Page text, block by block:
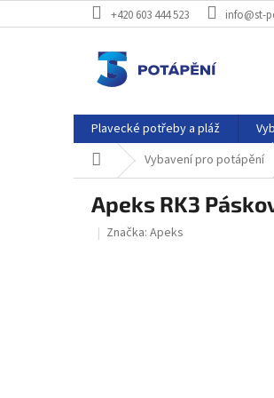
na
+420 603 444 523 info@st-
Plavecké potřeby a pláž
Domů Vybavení pro potápění
Apeks RK3
Značka: Apeks